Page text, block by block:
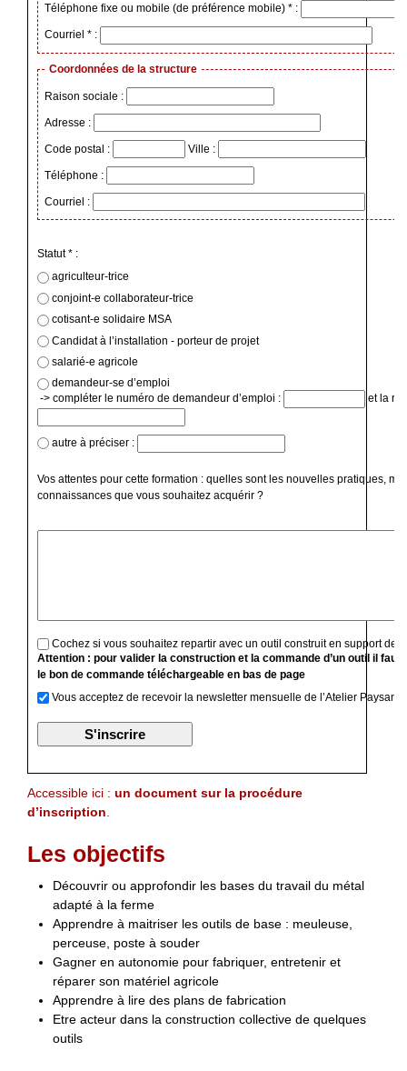
Téléphone fixe ou mobile (de préférence mobile) * :
Courriel * :
Coordonnées de la structure
Raison sociale :
Adresse :
Code postal : Ville :
Téléphone :
Courriel :
Statut * :
agriculteur-trice
conjoint-e collaborateur-trice
cotisant-e solidaire MSA
Candidat à l’installation - porteur de projet
salarié-e agricole
demandeur-se d’emploi
-> compléter le numéro de demandeur d’emploi :
et la
autre à préciser :
Vos attentes pour cette formation : quelles sont les nouvelles pratiques,
connaissances que vous souhaitez acquérir ?
Cochez si vous souhaitez repartir avec un outil construit en support de
Attention : pour valider la construction et la commande d’un outil il faut
le bon de commande téléchargeable en bas de page
Vous acceptez de recevoir la newsletter mensuelle de l’Atelier Paysan
Accessible ici : un document sur la procédure
d’inscription
Les objectifs
Découvrir ou approfondir les bases du travail du métal
adapté à la ferme
Apprendre à maitriser les outils de base : meuleuse,
perceuse, poste à souder
Gagner en autonomie pour fabriquer, entretenir et
réparer son matériel agricole
Apprendre à lire des plans de fabrication
Etre acteur dans la construction collective de quelques
outils